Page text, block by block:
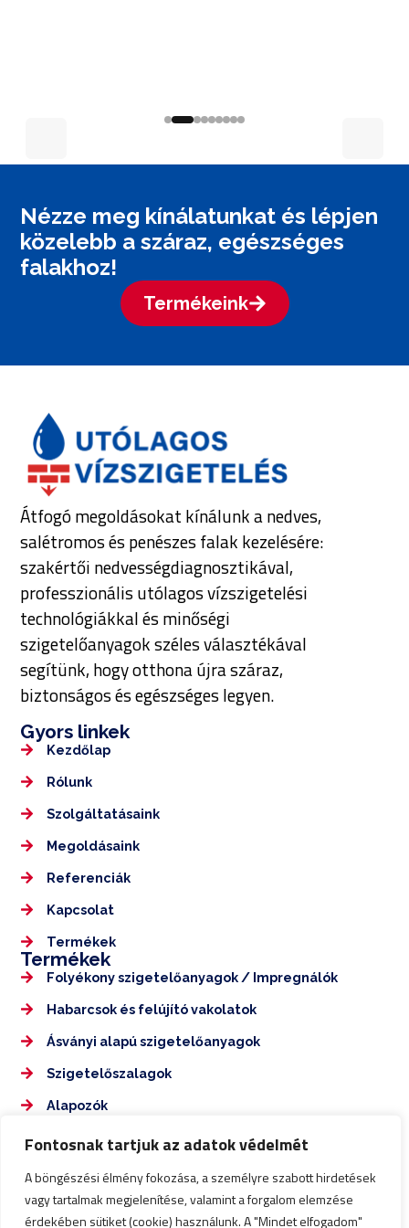
Fontosnak tartjuk az adatok védelmét
A böngészési élmény fokozása, a személyre szabott hirdetések
vagy tartalmak megjelenítése, valamint a forgalom elemzése
érdekében sütiket (cookie) használunk. A "Mindet elfogadom"
Nézze meg kínálatunkat és lépjen
közelebb a száraz, egészséges
falakhoz!
Termékeink
Átfogó megoldásokat kínálunk a nedves,
salétromos és penészes falak kezelésére:
szakértői nedvességdiagnosztikával,
professzionális utólagos vízszigetelési
technológiákkal és minőségi
szigetelőanyagok széles választékával
segítünk, hogy otthona újra száraz,
biztonságos és egészséges legyen.
Gyors linkek
Kezdőlap
Rólunk
Szolgáltatásaink
Megoldásaink
Referenciák
Kapcsolat
Termékek
Termékek
Folyékony szigetelőanyagok / Impregnálók
Habarcsok és felújító vakolatok
Ásványi alapú szigetelőanyagok
Szigetelőszalagok
Alapozók
+36 70 350 7555
nagykarolyepuletdiagnosztika@gmail.com
Impresszum